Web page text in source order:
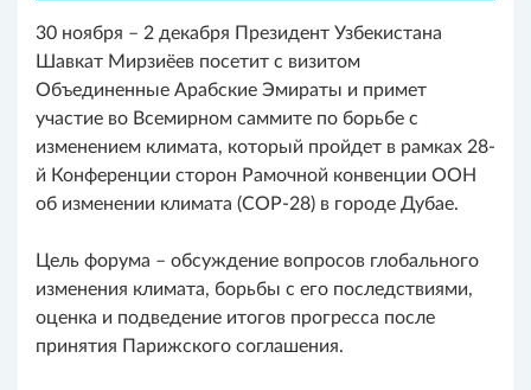
30 ноября – 2 декабря Президент Узбекистана
Шавкат Мирзиёев посетит с визитом
Объединенные Арабские Эмираты и примет
участие во Всемирном саммите по борьбе с
изменением климата, который пройдет в рамках 28-
й Конференции сторон Рамочной конвенции ООН
об изменении климата (COP-28) в городе Дубае.
Цель форума – обсуждение вопросов глобального
изменения климата, борьбы с его последствиями,
оценка и подведение итогов прогресса после
принятия Парижского соглашения.